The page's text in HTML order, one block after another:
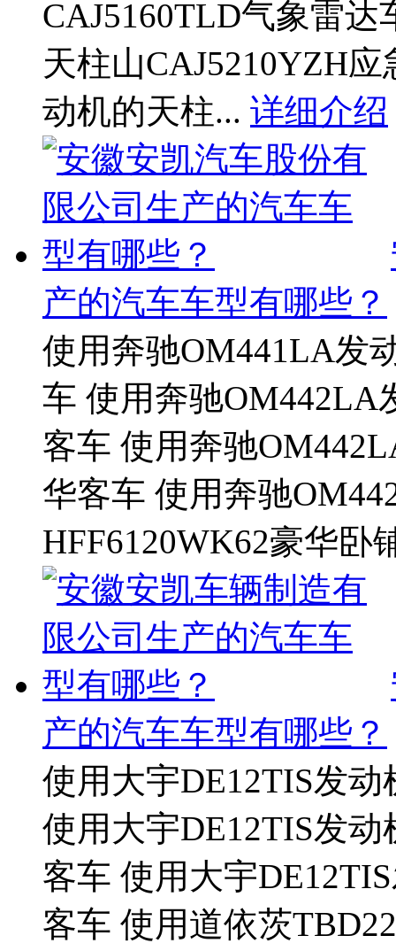
CAJ5160TLD气象雷达
天柱山CAJ5210YZH
动机的天柱... 详细介绍
产的汽车车型有哪些？
使用奔驰OM441LA发
车 使用奔驰OM442LA
客车 使用奔驰
华客车 使用奔驰
HFF6120WK62豪华卧
产的汽车车型有哪些？
使用大宇DE12TIS发
使用大宇DE12TIS发
客车 使用大宇
客车 使用道依茨